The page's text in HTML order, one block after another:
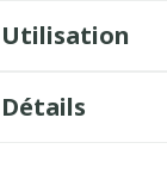
Utilisation
Détails